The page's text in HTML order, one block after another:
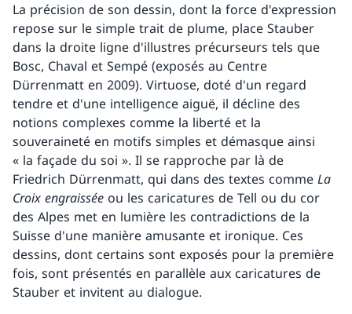
La précision de son dessin, dont la force d'expression
repose sur le simple trait de plume, place Stauber
dans la droite ligne d'illustres précurseurs tels que
Bosc, Chaval et Sempé (exposés au Centre
Dürrenmatt en 2009). Virtuose, doté d'un regard
tendre et d'une intelligence aiguë, il décline des
notions complexes comme la liberté et la
souveraineté en motifs simples et démasque ainsi
« la façade du soi ». Il se rapproche par là de
Friedrich Dürrenmatt, qui dans des textes comme La
Croix engraissée ou les caricatures de Tell ou du cor
des Alpes met en lumière les contradictions de la
Suisse d'une manière amusante et ironique. Ces
dessins, dont certains sont exposés pour la première
fois, sont présentés en parallèle aux caricatures de
Stauber et invitent au dialogue.